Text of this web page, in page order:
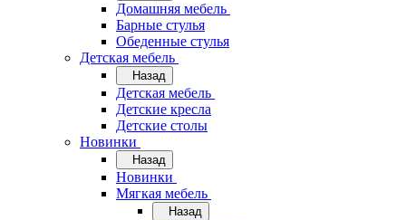
Домашняя мебель
Барные стулья
Обеденные стулья
Детская мебель
Назад
Детская мебель
Детские кресла
Детские столы
Новинки
Назад
Новинки
Мягкая мебель
Назад